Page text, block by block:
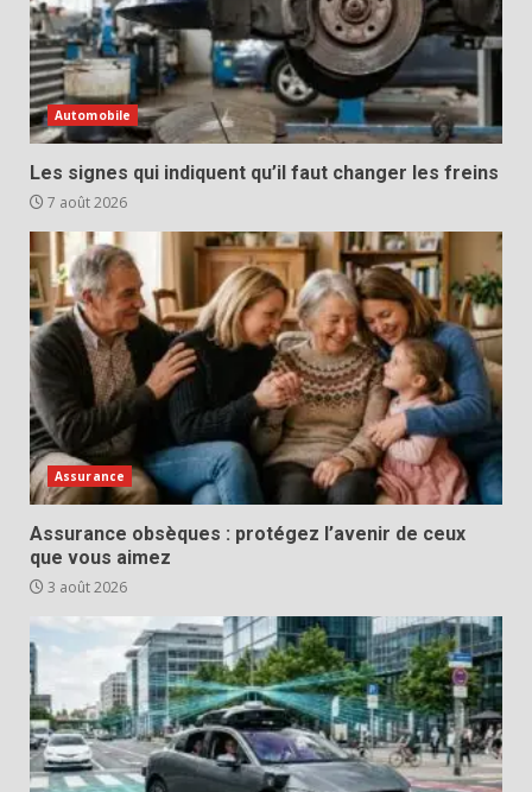
Automobile
Les signes qui indiquent qu’il faut changer les freins
7 août 2026
Assurance
Assurance obsèques : protégez l’avenir de ceux
que vous aimez
3 août 2026